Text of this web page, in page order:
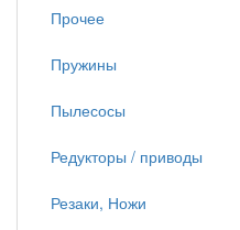
Прочее
Пружины
Пылесосы
Редукторы / приводы
Резаки, Ножи